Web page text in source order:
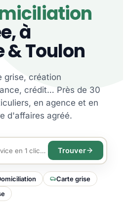
à
& Toulon
grise, création
crédit… Près de 30
en agence et en
d'affaires agréé.
Trouver
Carte grise